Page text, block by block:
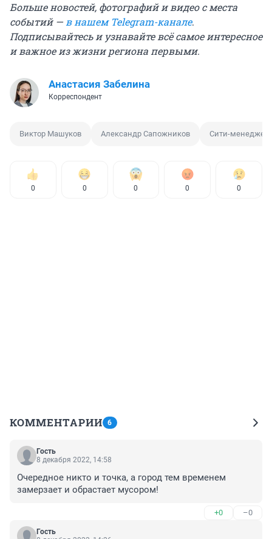
Больше новостей, фотографий и видео с места
событий —в нашем Telegram-канале.
Подписывайтесь и узнавайте всё самое интересное
и важное из жизни региона первыми.
Анастасия Забелина
Корреспондент
Виктор Машуков Александр Сапожников Сити-менеджер
0 0 0 0 0
КОММЕНТАРИИ 6
Гость
8 декабря 2022, 14:58
Очередное никто и точка, а город тем временем
замерзает и обрастает мусором!
+0 –0
Гость